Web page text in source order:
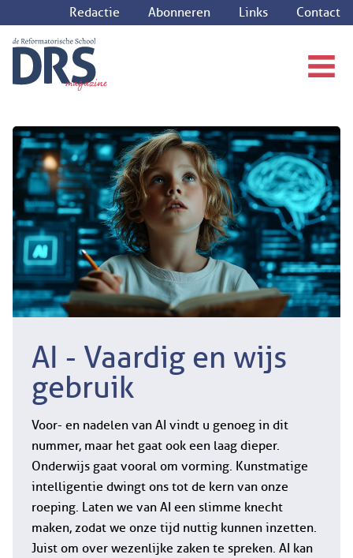
Redactie Abonneren Links Contact
AI - Vaardig en wijs
gebruik
Voor- en nadelen van AI vindt u genoeg in dit
nummer, maar het gaat ook een laag dieper.
Onderwijs gaat vooral om vorming. Kunstmatige
intelligentie dwingt ons tot de kern van onze
roeping. Laten we van AI een slimme knecht
maken, zodat we onze tijd nuttig kunnen inzetten.
Juist om over wezenlijke zaken te spreken. AI kan